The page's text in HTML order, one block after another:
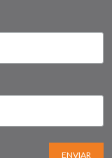
ENVIAR